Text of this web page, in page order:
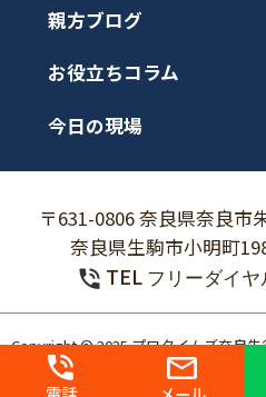
親方ブログ
お役立ちコラム
今日の現場
〒631-0806 奈良県奈良市
奈良県生駒市小明町
TEL フリーダイ
Copyright © 2025 プロタイムズ奈良
個人情